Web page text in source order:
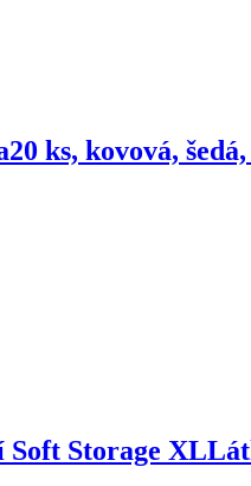
20 ks, kovová,
Soft Storage XL